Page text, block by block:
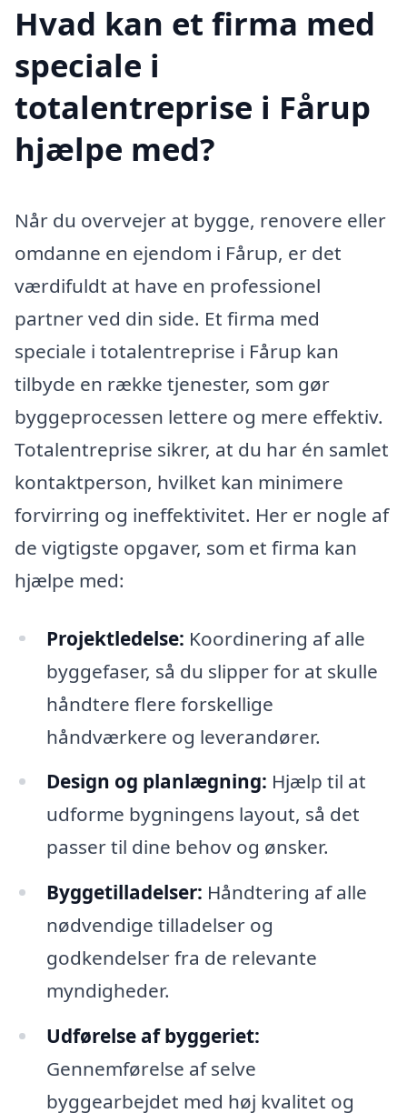
Hvad kan et firma med
speciale i
totalentreprise i Fårup
hjælpe med?
Når du overvejer at bygge, renovere eller
omdanne en ejendom i Fårup, er det
værdifuldt at have en professionel
partner ved din side. Et firma med
speciale i totalentreprise i Fårup kan
tilbyde en række tjenester, som gør
byggeprocessen lettere og mere effektiv.
Totalentreprise sikrer, at du har én samlet
kontaktperson, hvilket kan minimere
forvirring og ineffektivitet. Her er nogle af
de vigtigste opgaver, som et firma kan
hjælpe med:
Projektledelse: Koordinering af alle
byggefaser, så du slipper for at skulle
håndtere flere forskellige
håndværkere og leverandører.
Design og planlægning: Hjælp til at
udforme bygningens layout, så det
passer til dine behov og ønsker.
Byggetilladelser: Håndtering af alle
nødvendige tilladelser og
godkendelser fra de relevante
myndigheder.
Udførelse af byggeriet:
Gennemførelse af selve
byggearbejdet med høj kvalitet og